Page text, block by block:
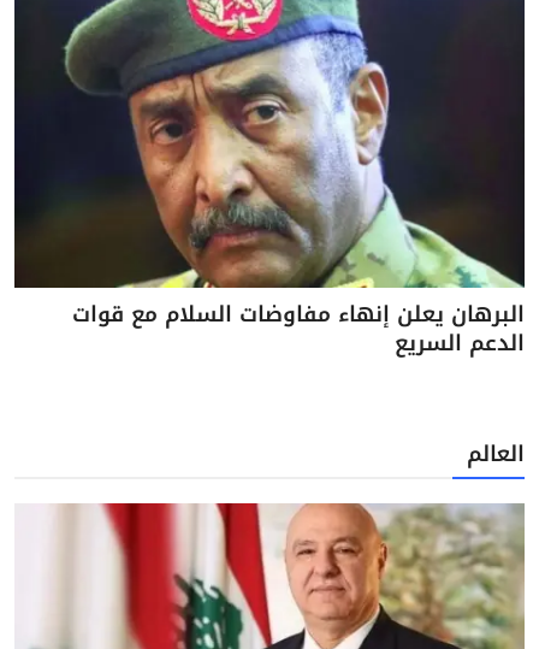
البرهان يعلن إنهاء مفاوضات السلام مع قوات
الدعم السريع
العالم